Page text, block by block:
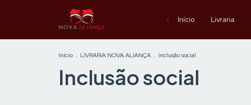
Início Livraria
Início . LIVRARIA NOVA ALIANÇA . Inclusão social
Inclusão social